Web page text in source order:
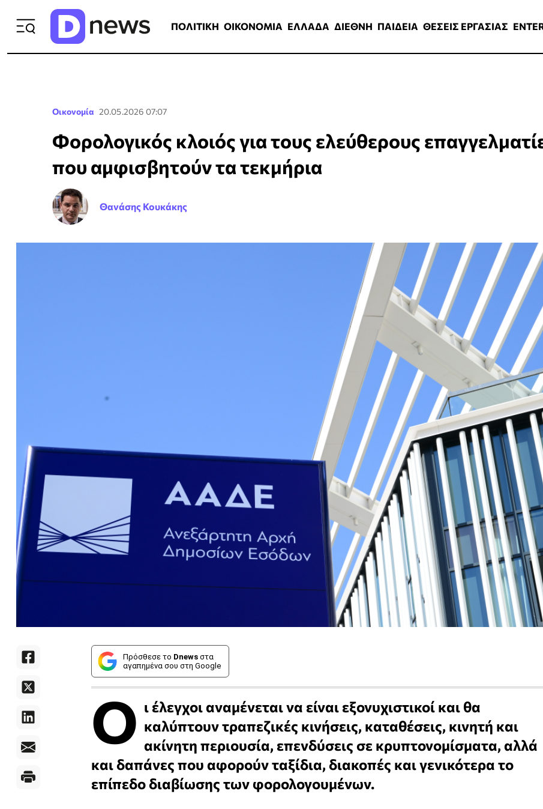
ΠΟΛΙΤΙΚΗ ΟΙΚΟΝΟΜΙΑ ΕΛΛΑΔΑ ΔΙΕΘΝΗ ΠΑΙΔΕΙΑ ΘΕΣΕΙΣ ΕΡΓΑΣΙΑΣ
Οικονομία 20.05.2026 07:07
Φορολογικός κλοιός για τους ελεύθερους
που αμφισβητούν τα τεκμήρια
Θανάσης Κουκάκης
Πρόσθεσε το Dnews στα
αγαπημένα σου στη Google
Ο ι έλεγχοι αναμένεται να είναι εξονυχιστικοί και θα
καλύπτουν τραπεζικές κινήσεις, καταθέσεις, κινητή και
ακίνητη περιουσία, επενδύσεις σε κρυπτονομίσματα, αλλά
και δαπάνες που αφορούν ταξίδια, διακοπές και γενικότερα το
επίπεδο διαβίωσης των φορολογουμένων.